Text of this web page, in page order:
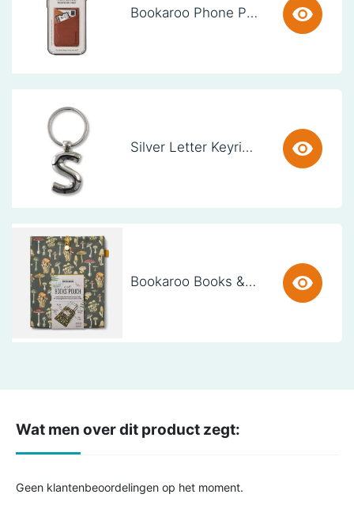
Bookaroo Phone Pocket - Brown
Silver Letter Keyring - S (set van 3)
Bookaroo Books & Stuff Pouch - Botanical
Wat men over dit product zegt:
Geen klantenbeoordelingen op het moment.